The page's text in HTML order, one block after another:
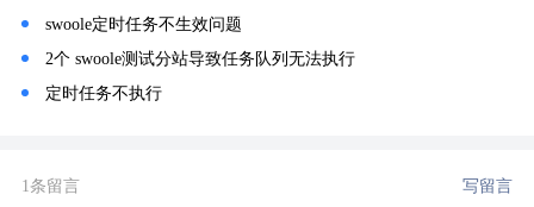
swoole定时任务不生效问题
2个 swoole测试分站导致任务队列无法执行
定时任务不执行
1条留言 写留言